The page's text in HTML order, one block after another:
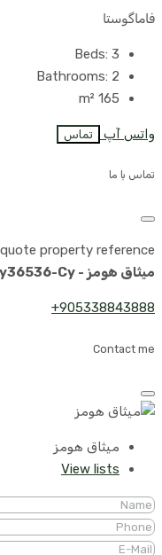
فاماگوستا
Beds: 3
Bathrooms: 2
165
m²
واتس آپ تماس
تماس با ما
property reference
میثاق هومز - Cy36536-Cy
905338843888+
Contact me
میثاق هومز
View lists